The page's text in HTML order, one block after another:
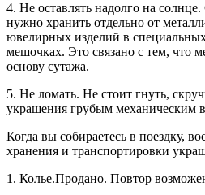
4. Не оставлять надолго на
нужно хранить отдельно от
ювелирных изделий в
мешочках. Это связано с тем, что
основу сутажа.
5. Не ломать. Не стоит гнуть,
украшения грубым механическим
Когда вы собираетесь в поездку,
хранения и транспортировки
1. Колье.Продано. Повтор